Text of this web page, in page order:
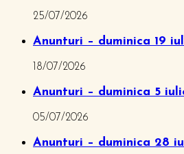
25/07/2026
Anunturi – duminica 19
18/07/2026
Anunturi – duminica 5
05/07/2026
Anunturi – duminica 28